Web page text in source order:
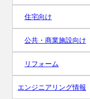
住宅向け
公共・商業施設向け
リフォーム
エンジニアリング情報